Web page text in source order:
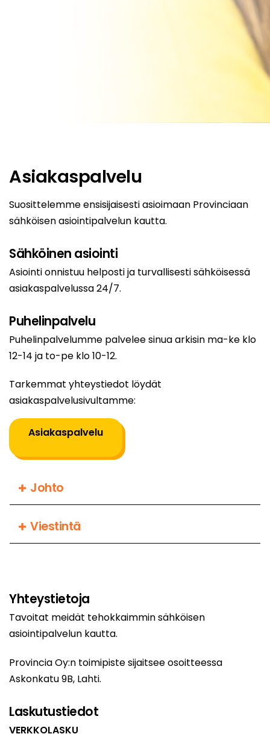
Asiakaspalvelu
Suosittelemme ensisijaisesti asioimaan Provinciaan
sähköisen asiointipalvelun kautta.
Sähköinen asiointi
Asiointi onnistuu helposti ja turvallisesti sähköisessä
asiakaspalvelussa 24/7.
Puhelinpalvelu
Puhelinpalvelumme palvelee sinua arkisin ma-ke klo
12-14 ja to-pe klo 10-12.
Tarkemmat yhteystiedot löydät
asiakaspalvelusivultamme:
Asiakaspalvelu
Johto
Viestintä
Yhteystietoja
Tavoitat meidät tehokkaimmin sähköisen
asiointipalvelun kautta.
Provincia Oy:n toimipiste sijaitsee osoitteessa
Askonkatu 9B, Lahti.
Laskutustiedot
VERKKOLASKU